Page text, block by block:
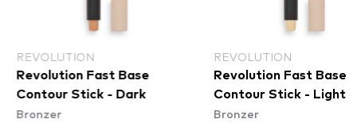
REVOLUTION
Revolution Fast Base
Contour Stick - Dark
Bronzer
REVOLUTION
Revolution Fast Base
Contour Stick - Light
Bronzer